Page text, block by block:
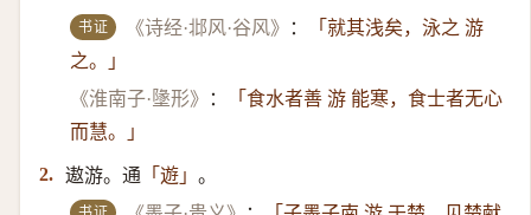
书证 《诗经·邶风·谷风》 ：
「就其浅矣，泳之 游
之。」
《淮南子·墬形》
：
「食水者善 游 能寒，食士者无心
而慧。」
2. 遨游。通 「遊」 。